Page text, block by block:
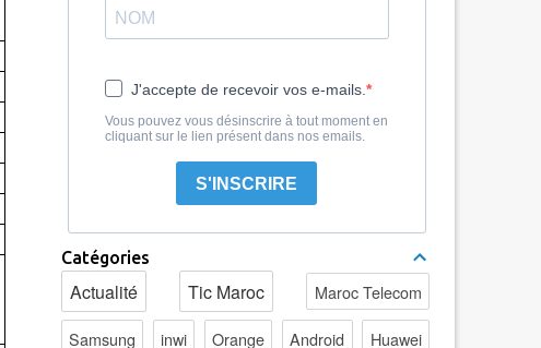
J'accepte de recevoir vos e-mails.
Vous pouvez vous désinscrire à tout moment en
cliquant sur le lien présent dans nos emails.
S'INSCRIRE
Catégories
Actualité Tic Maroc Maroc Telecom
Samsung inwi Orange Android Huawei